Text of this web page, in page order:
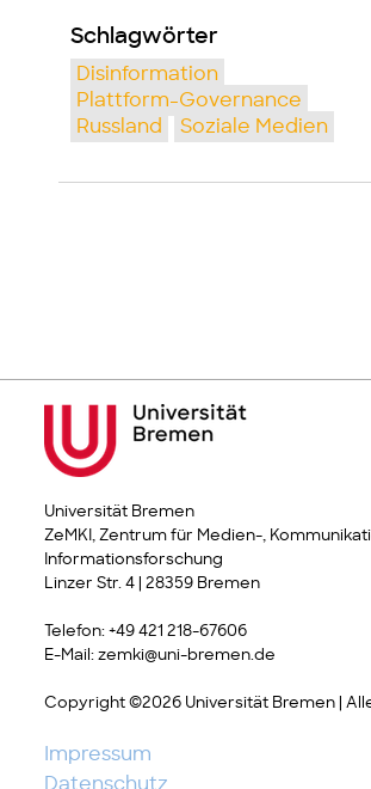
Schlagwörter
Disinformation
Plattform-Governance
Russland
Soziale Medien
Universität Bremen
ZeMKI, Zentrum für Medien-,
Informationsforschung
Linzer Str. 4 | 28359 Bremen
Telefon: +49 421 218-67606
E-Mail: zemki@uni-bremen.de
Copyright ©2026 Universität Bremen |
Impressum
Datenschutz